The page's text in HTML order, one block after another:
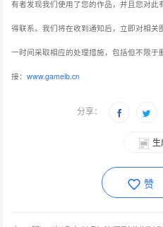
有者发现我们使用了您的作品，并且您对
得联系。我们将在收到通知后，立即对相
一时间采取相应的处理措施，包括但不限
接：www.gameib.cn
分享：
赞